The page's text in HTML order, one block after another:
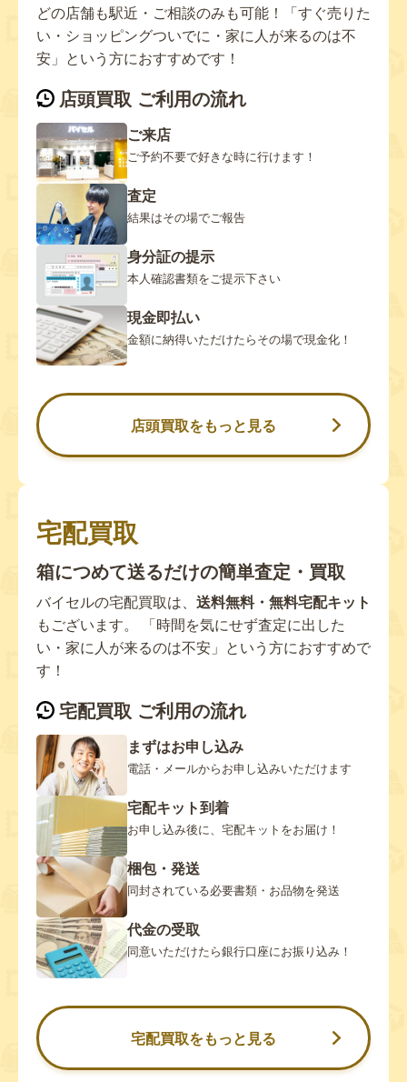
どの店舗も駅近・ご相談のみも可能！「すぐ売りた
い・ショッピングついでに・家に人が来るのは不
安」という方におすすめです！
店頭買取 ご利用の流れ
ご来店
ご予約不要で好きな時に行けます！
査定
結果はその場でご報告
身分証の提示
本人確認書類をご提示下さい
現金即払い
金額に納得いただけたらその場で現金化！
店頭買取をもっと見る
宅配買取
箱につめて送るだけの簡単査定・買取
バイセルの宅配買取は、 送料無料・無料宅配キット
もございます。 「時間を気にせず査定に出した
い・家に人が来るのは不安」という方におすすめで
す！
宅配買取 ご利用の流れ
まずはお申し込み
電話・メールからお申し込みいただけます
宅配キット到着
お申し込み後に、宅配キットをお届け！
梱包・発送
同封されている必要書類・お品物を発送
代金の受取
同意いただけたら銀行口座にお振り込み！
宅配買取をもっと見る